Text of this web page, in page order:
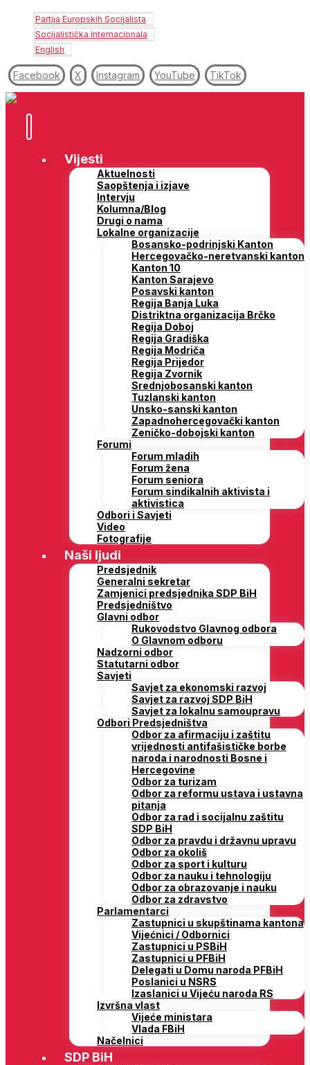
Partija Europskih Socijalista
Socijalistička Internacionala
English
Facebook X Instagram YouTube TikTok
Vijesti
Aktuelnosti
Saopštenja i izjave
Intervju
Kolumna/Blog
Drugi o nama
Lokalne organizacije
Bosansko-podrinjski Kanton
Hercegovačko-neretvanski kanton
Kanton 10
Kanton Sarajevo
Posavski kanton
Regija Banja Luka
Distriktna organizacija Brčko
Regija Doboj
Regija Gradiška
Regija Modriča
Regija Prijedor
Regija Zvornik
Srednjobosanski kanton
Tuzlanski kanton
Unsko-sanski kanton
Zapadnohercegovački kanton
Zeničko-dobojski kanton
Forumi
Forum mladih
Forum žena
Forum seniora
Forum sindikalnih aktivista i
aktivistica
Odbori i Savjeti
Video
Fotografije
Naši ljudi
Predsjednik
Generalni sekretar
Zamjenici predsjednika SDP BiH
Predsjedništvo
Glavni odbor
Rukovodstvo Glavnog odbora
O Glavnom odboru
Nadzorni odbor
Statutarni odbor
Savjeti
Savjet za ekonomski razvoj
Savjet za razvoj SDP BiH
Savjet za lokalnu samoupravu
Odbori Predsjedništva
Odbor za afirmaciju i zaštitu
vrijednosti antifašističke borbe
naroda i narodnosti Bosne i
Hercegovine
Odbor za turizam
Odbor za reformu ustava i ustavna
pitanja
Odbor za rad i socijalnu zaštitu
SDP BiH
Odbor za pravdu i državnu upravu
Odbor za okoliš
Odbor za sport i kulturu
Odbor za nauku i tehnologiju
Odbor za obrazovanje i nauku
Odbor za zdravstvo
Parlamentarci
Zastupnici u skupštinama kantona
Vijećnici / Odbornici
Zastupnici u PSBiH
Zastupnici u PFBiH
Delegati u Domu naroda PFBiH
Poslanici u NSRS
Izaslanici u Vijeću naroda RS
Izvršna vlast
Vijeće ministara
Vlada FBiH
Načelnici
SDP BiH